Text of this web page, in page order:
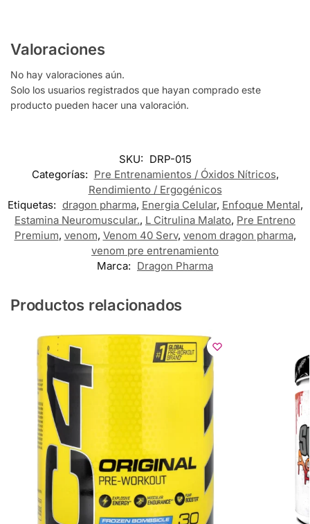
Valoraciones
No hay valoraciones aún.
Solo los usuarios registrados que hayan comprado este
producto pueden hacer una valoración.
SKU: DRP-015
Categorías: Pre Entrenamientos / Óxidos Nítricos,
Rendimiento / Ergogénicos
Etiquetas: dragon pharma, Energia Celular, Enfoque Mental,
Estamina Neuromuscular., L Citrulina Malato, Pre Entreno
Premium, venom, Venom 40 Serv, venom dragon pharma,
venom pre entrenamiento
Marca: Dragon Pharma
Productos relacionados